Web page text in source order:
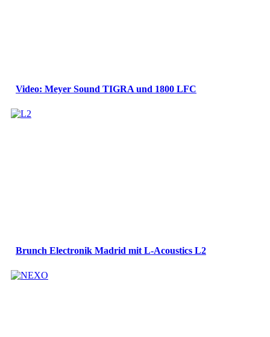
Video: Meyer Sound TIGRA und 1800 LFC
Brunch Electronik Madrid mit L-Acoustics L2